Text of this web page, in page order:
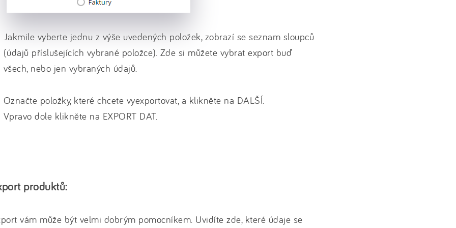
Jakmile vyberte jednu z výše uvedených položek, zobrazí se seznam sloupců
(údajů příslušejících vybrané položce). Zde si můžete vybrat export buď
všech, nebo jen vybraných údajů.
Označte položky, které chcete vyexportovat, a klikněte na DALŠÍ.
Vpravo dole klikněte na EXPORT DAT.
produktů:
vám může být velmi dobrým pomocníkem. Uvidíte zde, které údaje se